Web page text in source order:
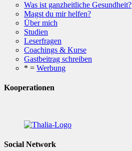
Was ist ganzheitliche Gesundheit?
Magst du mir helfen?
Über mich
Studien
Leserfragen
Coachings & Kurse
Gastbeitrag schreiben
* = Werbung
Kooperationen
Social Network